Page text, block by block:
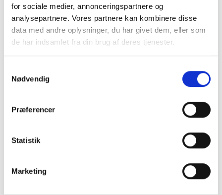
for sociale medier, annonceringspartnere og
analysepartnere. Vores partnere kan kombinere disse
data med andre oplysninger, du har givet dem, eller som
de har indsamlet fra din brug af deres tjenester.
Nødvendig
Præferencer
Statistik
Marketing